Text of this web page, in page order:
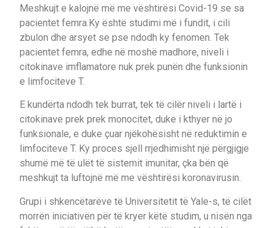
Meshkujt e kalojnë më me vështirësi Covid-19 se sa
pacientet femra.Ky është studimi më i fundit, i cili
zbulon dhe arsyet se pse ndodh ky fenomen. Tek
pacientet femra, edhe në moshë madhore, niveli i
citokinave imflamatore nuk prek punën dhe funksionin
e limfociteve T.
E kundërta ndodh tek burrat, tek të cilër niveli i lartë i
citokinave prek prek monocitet, duke i kthyer në jo
funksionale, e duke çuar njëkohësisht në reduktimin e
limfociteve T. Ky proces sjell rrjedhimisht një përgjigje
shumë më të ulët të sistemit imunitar, çka bën që
meshkujt ta luftojnë më me vështirësi koronavirusin.
Grupi i shkencëtarëve të Universitetit të Yale-s, të cilët
morrën iniciativën për të kryer këtë studim, u nisën nga